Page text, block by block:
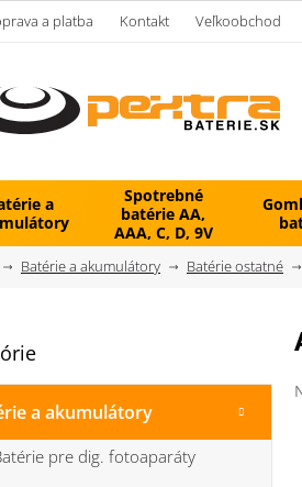
a platba Kontakt Veľkoobchod
a
Spotrebné
batérie AA,
AAA, C, D, 9V
DomovBatérie a akumulátory Batérie ostatné
a akumulátory
pre dig. fotoaparáty